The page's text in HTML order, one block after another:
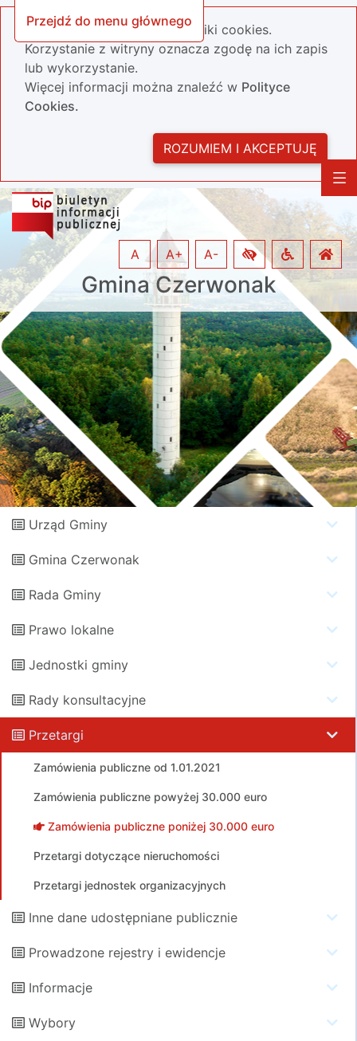
Przejdź do menu głównego
Nasza strona wykorzystuje pliki cookies.
Korzystanie z witryny oznacza zgodę na ich zapis
lub wykorzystanie.
Więcej informacji można znaleźć w Polityce
Cookies.
ROZUMIEM I AKCEPTUJĘ
Gmina Czerwonak
A A+ A-
Urząd Gminy
Gmina Czerwonak
Rada Gminy
Prawo lokalne
Jednostki gminy
Rady konsultacyjne
Przetargi
Zamówienia publiczne od 1.01.2021
Zamówienia publiczne powyżej 30.000 euro
Zamówienia publiczne poniżej 30.000 euro
Przetargi dotyczące nieruchomości
Przetargi jednostek organizacyjnych
Inne dane udostępniane publicznie
Prowadzone rejestry i ewidencje
Informacje
Wybory